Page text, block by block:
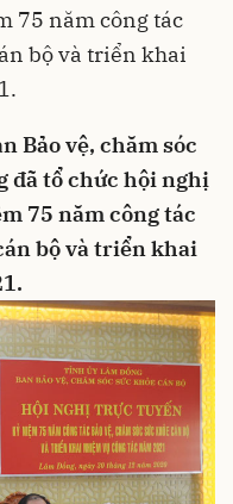
75 năm công tác
bộ và triển khai
Bảo vệ, chăm sóc
đã tổ chức hội nghị
75 năm công tác
bộ và triển khai